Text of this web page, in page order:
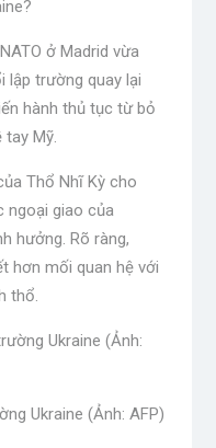
ở Madrid vừa
lập trường quay lại
hành thủ tục từ bỏ
tay Mỹ.
Thổ Nhĩ Kỳ cho
ngoại giao của
hưởng. Rõ ràng,
hơn mối quan hệ với
thổ.
Ukraine (Ảnh: AFP)